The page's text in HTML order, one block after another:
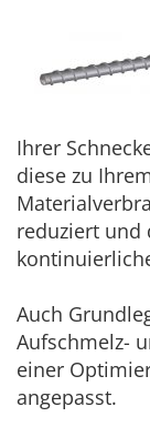
Ihrer
diese zu
reduziert und
Auch
Aufschmelz-
einer
angepasst.